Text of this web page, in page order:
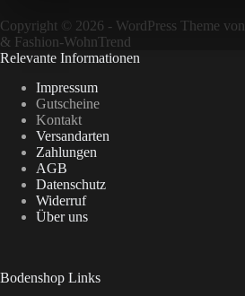
Copyright © 2026 - WordPress Theme von
& Fashion-WohnTrend
Relevante Informationen
Impressum
Gutscheine
Kontakt
Versandarten
Zahlungen
AGB
Datenschutz
Widerruf
Über uns
Bodenshop Links